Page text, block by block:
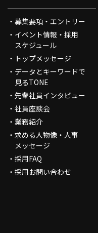
募集要項・エントリー
イベント情報・採用
スケジュール
トップメッセージ
データとキーワードで
見るTONE
先輩社員インタビュー
社員座談会
業務紹介
求める人物像・人事
メッセージ
採用FAQ
採用お問い合わせ